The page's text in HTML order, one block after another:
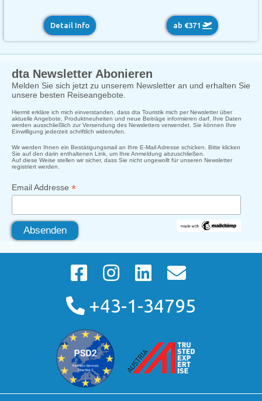
Detail Info ab €371
dta Newsletter Abonieren
Melden Sie sich jetzt zu unserem Newsletter an und erhalten Sie
unsere besten Reiseangebote.
Hiermit erkläre ich mich einverstanden, dass dta Touristik mich per Newsletter über
aktuelle Angebote, Produktneuheiten und neue Beiträge informieren darf. Ihre Daten
werden ausschließlich zur Versendung des Newsletters verwendet. Sie können Ihre
Einwilligung jederzeit schriftlich widerrufen.
Wir werden Ihnen ein Bestätigungsmail an Ihre E-Mail Adresse schicken. Bitte klicken
Sie auf den darin enthaltenen Link, um Ihre Anmeldung abzuschließen.
Auf diese Weise stellen wir sicher, dass Sie nicht ungewollt für unseren Newsletter
registriert werden.
Email Addresse *
+43-1-34795